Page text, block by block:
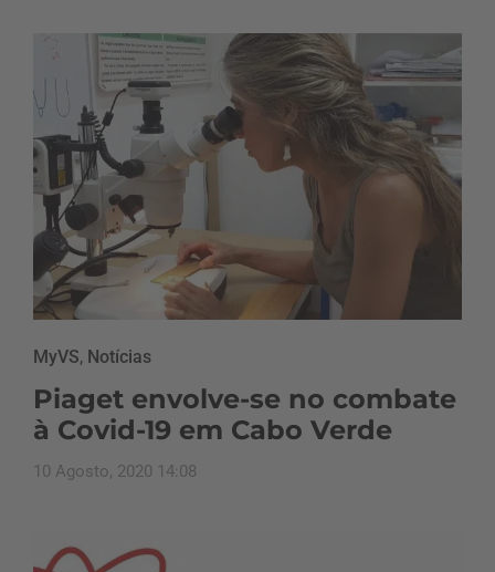
MyVS, Notícias
Piaget envolve-se no combate
à Covid-19 em Cabo Verde
10 Agosto, 2020 14:08